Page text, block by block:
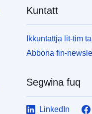
Kuntatt
Ikkuntattja lit-tim
Abbona fin-
Segwina fuq
LinkedIn